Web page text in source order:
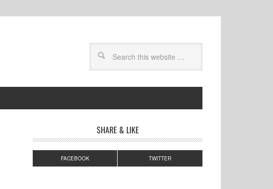
SHARE & LIKE
FACEBOOK TWITTER